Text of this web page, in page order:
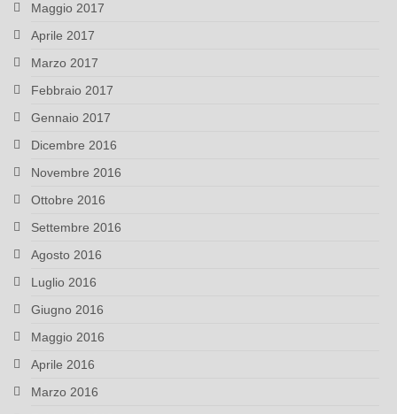
Maggio 2017
Aprile 2017
Marzo 2017
Febbraio 2017
Gennaio 2017
Dicembre 2016
Novembre 2016
Ottobre 2016
Settembre 2016
Agosto 2016
Luglio 2016
Giugno 2016
Maggio 2016
Aprile 2016
Marzo 2016